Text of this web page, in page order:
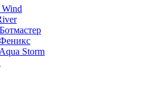
Storm